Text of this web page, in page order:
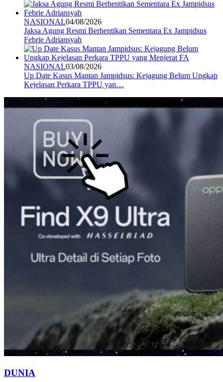
NASIONAL04/08/2026
Jaksa Agung Resmi Berhentikan Sementara Ex Jampidsus
Febrie Adriansyah
NASIONAL03/08/2026
Up Date Kasus Mantan Jampidsus: Kejagung Belum Ungkap
Kejelasan Perkara TPPU yan…
DUNIA